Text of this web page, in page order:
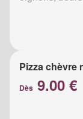
Pizza chèvre
Dès 9.00 €